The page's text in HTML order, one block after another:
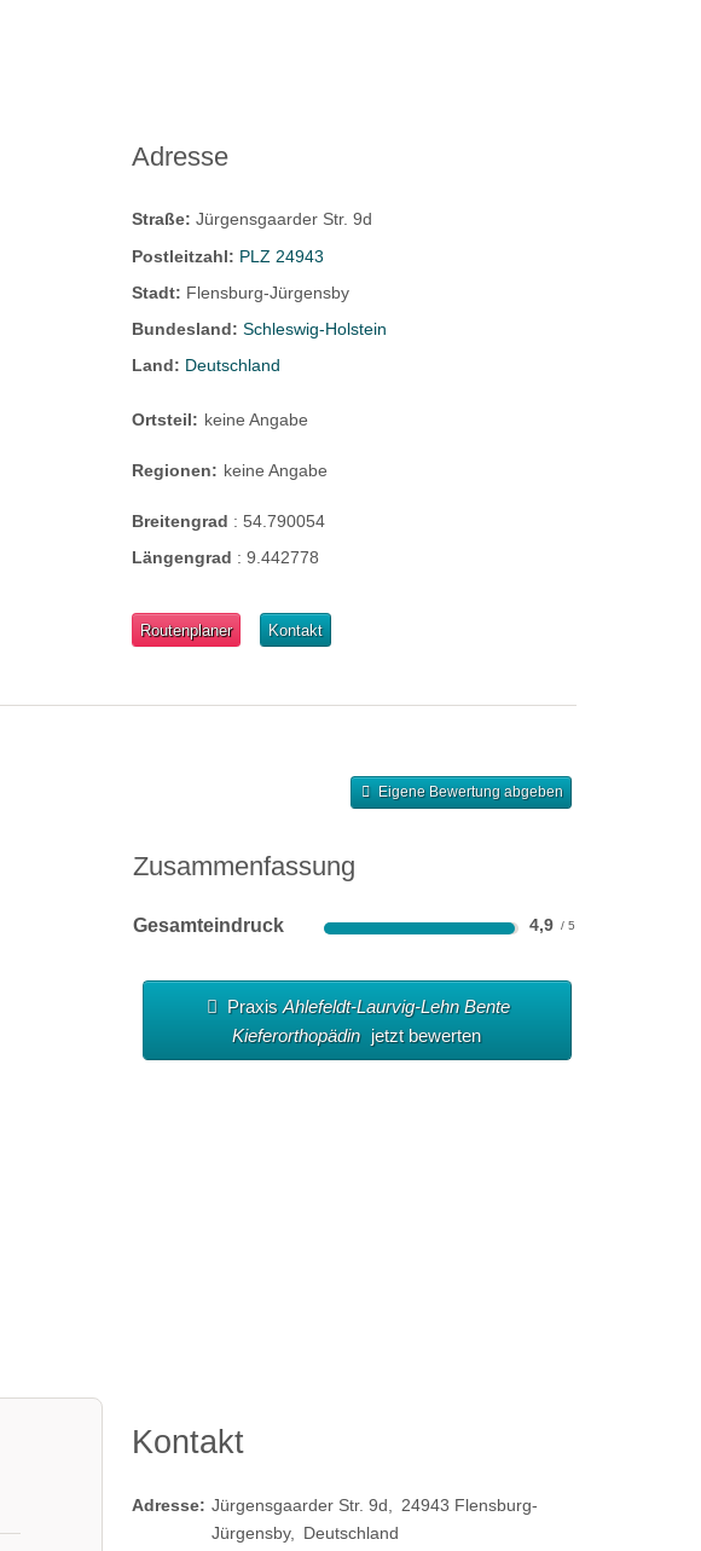
Adresse
Straße:Jürgensgaarder Str. 9d
Postleitzahl: PLZ 24943
Stadt: Flensburg-Jürgensby
Bundesland:Schleswig-Holstein
Land: Deutschland
Ortsteil: keine Angabe
Regionen: keine Angabe
Breitengrad :54.790054
Längengrad :9.442778
Routenplaner Kontakt
Eigene Bewertung abgeben
Zusammenfassung
Gesamteindruck 4,9
PraxisAhlefeldt-Laurvig-Lehn Bente
Kieferorthopädin jetzt bewerten
Kontakt
Adresse: Jürgensgaarder Str. 9d 24943 Flensburg-
Jürgensby
Deutschland